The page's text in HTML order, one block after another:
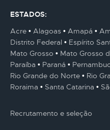
ESTADOS:
Acre
Alagoas Amapá
Distrito Federal
Espírito
Mato Grosso
Mato Grosso
Paraíba
Paraná
Rio Grande do Norte
Rio
Roraima
Santa Catarina
Recrutamento e seleção